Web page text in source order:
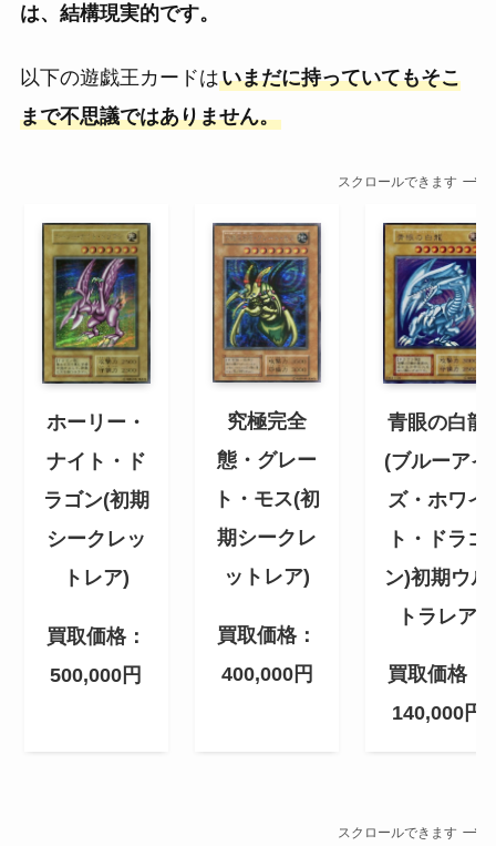
は、結構現実的です。
以下の遊戯王カードはいまだに持っていてもそこ
まで不思議ではありません。
スクロールできます
ホーリー・
ナイト・ド
ラゴン(初期
シークレッ
トレア)
買取価格：
500,000円
究極完全
態・グレー
ト・モス(初
期シークレ
ットレア)
買取価格：
400,000円
青眼の白龍
(ブルーアイ
ズ・ホワイ
ト・ドラゴ
ン)初期ウル
トラレア
買取価格：
140,000円
スクロールできます